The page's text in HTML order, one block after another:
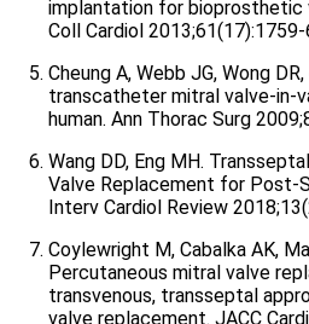
implantation for bioprosthetic
Coll Cardiol 2013;61(17):1759-
Cheung A, Webb JG, Wong
transcatheter mitral valve-in-
human. Ann Thorac Surg
Wang DD, Eng MH.
Valve Replacement for Post-
Interv Cardiol Review
Coylewright M, Cabalka AK,
Percutaneous mitral valve
transvenous, transseptal
valve replacement. JACC